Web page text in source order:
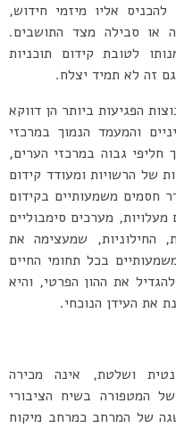
אליו מיזמי חידוש,
או סבילה מצד התושבים.
לטובת קידום תוכניות
זה לא תמיד יצלח.
הפגיעות ביותר הן דווקא
והמעמד הנמוך במרכזי
טעמים מרכזיים: (1) ערך חליפי גבוה במרכזי הערים,
של הרשויות ומעודד קידום
פרטיות וציבוריות; (2) העדר חסמים משמעותיים בקידום
מערכים סימבוליים
החילוניות, שמעצימה את
בכל תחומי החיים
את ההון הפרטי, והיא
את העידן הנוכחי.
ושלטת, אינה מכירה
המטפורה בשיח הציבורי
של המרחב כמרחב מיקוח